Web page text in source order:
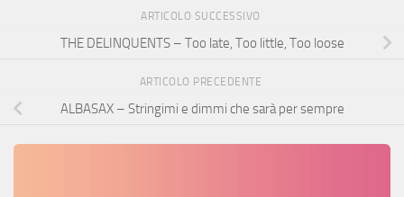
ARTICOLO SUCCESSIVO
THE DELINQUENTS – Too late, Too little, Too loose
ARTICOLO PRECEDENTE
ALBASAX – Stringimi e dimmi che sarà per sempre